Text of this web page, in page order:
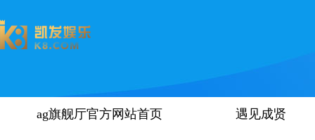
ag旗舰厅官方网站首页 遇见成贤